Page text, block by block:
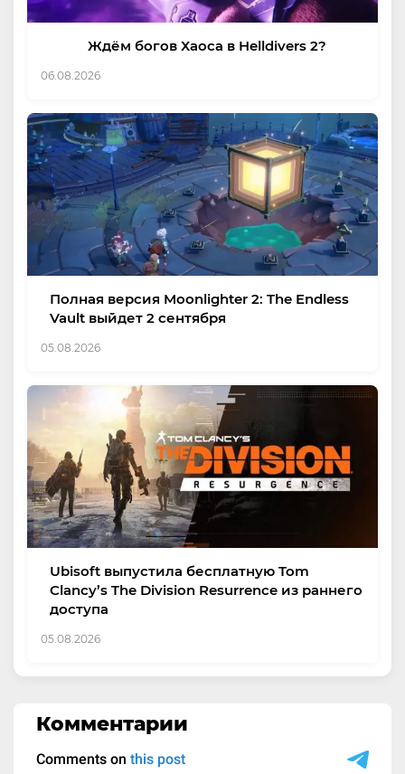
Ждём богов Хаоса в Helldivers 2?
06.08.2026
Полная версия Moonlighter 2: The Endless
Vault выйдет 2 сентября
05.08.2026
Ubisoft выпустила бесплатную Tom
Clancy’s The Division Resurrence из раннего
доступа
05.08.2026
Комментарии